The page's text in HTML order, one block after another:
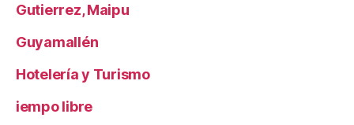
Gutierrez, Maipu
Guyamallén
Hotelería y Turismo
iempo libre